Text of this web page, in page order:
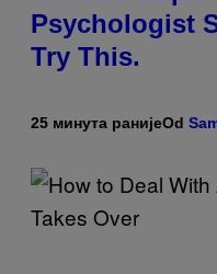
Psychologist
Try This.
25 минута ранијеOd